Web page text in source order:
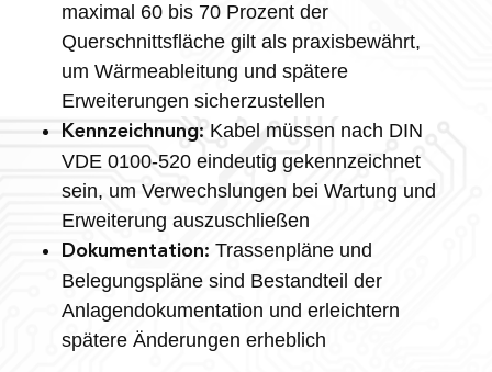
maximal 60 bis 70 Prozent der
Querschnittsfläche gilt als praxisbewährt,
um Wärmeableitung und spätere
Erweiterungen sicherzustellen
Kennzeichnung: Kabel müssen nach DIN
VDE 0100-520 eindeutig gekennzeichnet
sein, um Verwechslungen bei Wartung und
Erweiterung auszuschließen
Dokumentation: Trassenpläne und
Belegungspläne sind Bestandteil der
Anlagendokumentation und erleichtern
spätere Änderungen erheblich